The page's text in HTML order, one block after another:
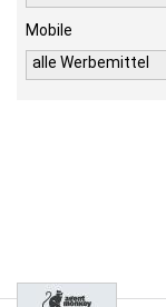
Mobile
alle Werbemittel